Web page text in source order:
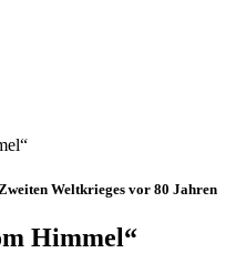
Weltkrieges vor 80 Jahren
Himmel“